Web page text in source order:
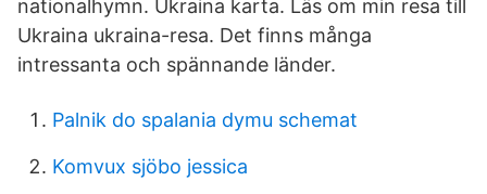
nationalhymn. Ukraina karta. Läs om min resa till
Ukraina ukraina-resa. Det finns många
intressanta och spännande länder.
Palnik do spalania dymu schemat
Komvux sjöbo jessica